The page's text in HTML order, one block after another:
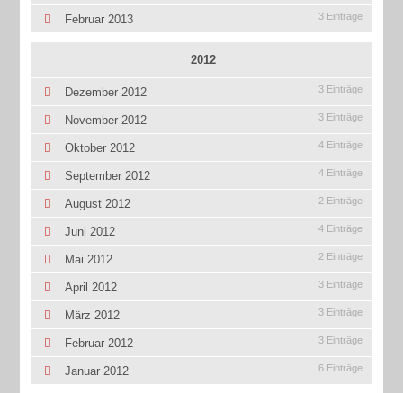
Februar 2013 3 Einträge
2012
Dezember 2012 3 Einträge
November 2012 3 Einträge
Oktober 2012 4 Einträge
September 2012 4 Einträge
August 2012 2 Einträge
Juni 2012 4 Einträge
Mai 2012 2 Einträge
April 2012 3 Einträge
März 2012 3 Einträge
Februar 2012 3 Einträge
Januar 2012 6 Einträge